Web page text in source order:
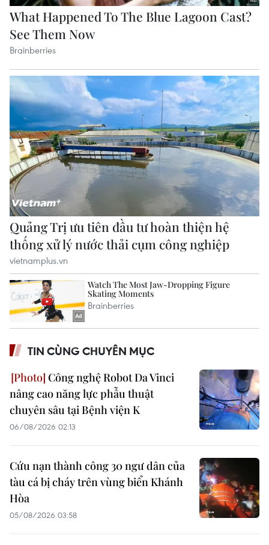
TIN CÙNG CHUYÊN MỤC
Công nghệ Robot Da Vinci
nâng cao năng lực phẫu thuật
chuyên sâu tại Bệnh viện K
06/08/2026 02:13
Cứu nạn thành công 30 ngư dân của
tàu cá bị cháy trên vùng biển Khánh
Hòa
05/08/2026 03:58